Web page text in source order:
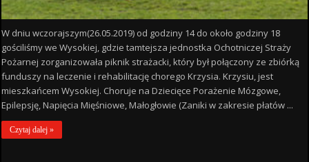
W dniu wczorajszym(26.05.2019) od godziny 14 do około godziny 18
gościliśmy we Wysokiej, gdzie tamtejsza jednostka Ochotniczej Straży
Pożarnej zorganizowała piknik strażacki, który był połączony ze zbiórką
funduszy na leczenie i rehabilitację chorego Krzysia. Krzysiu, jest
mieszkańcem Wysokiej. Choruje na Dziecięce Porażenie Mózgowe,
Epilepsję, Napięcia Mięśniowe, Małogłowie (Zaniki w zakresie płatów ...
Czytaj dalej »